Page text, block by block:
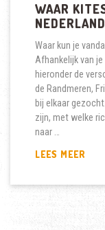
WAAR
Waar kun je
Afhankelijk van
hieronder de
de Randmeren,
bij elkaar
zijn, met welke
naar …
LEES MEER